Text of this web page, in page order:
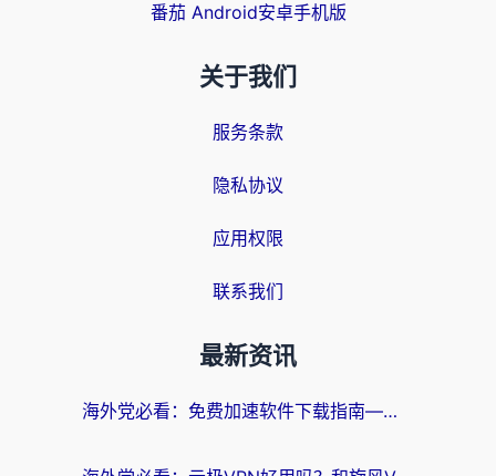
番茄 Android安卓手机版
关于我们
服务条款
隐私协议
应用权限
联系我们
最新资讯
海外党必看：免费加速软件下载指南——无缝访问国内资源的正确打开方式